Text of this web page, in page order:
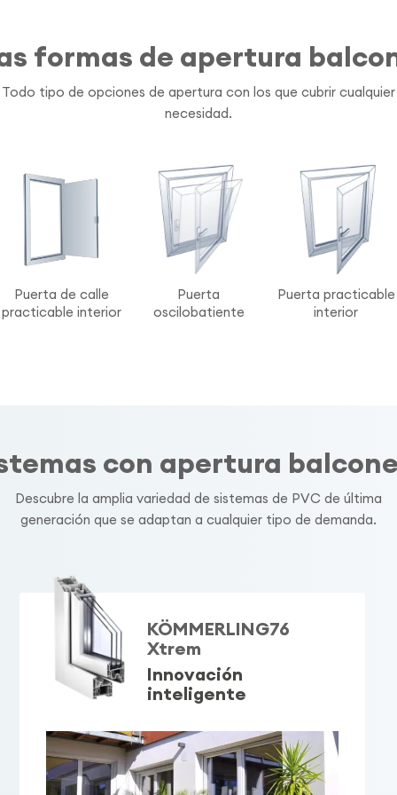
formas de apertura
Todo tipo de opciones de apertura con los que cubrir cualquier
necesidad.
Puerta de calle
practicable interior
Puerta
oscilobatiente
Puerta practicable
interior
con apertura
Descubre la amplia variedad de sistemas de PVC de última
generación que se adaptan a cualquier tipo de demanda.
KÖMMERLING76
Xtrem
Innovación
inteligente